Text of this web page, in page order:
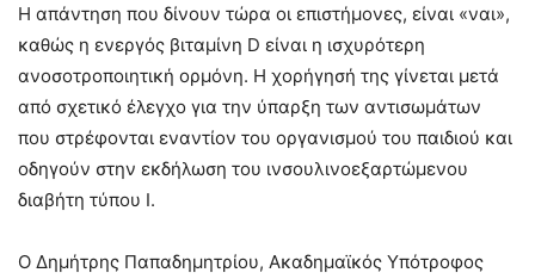
Η απάντηση που δίνουν τώρα οι επιστήμονες, είναι «ναι»,
καθώς η ενεργός βιταμίνη D είναι η ισχυρότερη
ανοσοτροποιητική ορμόνη. H χορήγησή της γίνεται μετά
από σχετικό έλεγχο για την ύπαρξη των αντισωμάτων
που στρέφονται εναντίον του οργανισμού του παιδιού και
οδηγούν στην εκδήλωση του ινσουλινοεξαρτώμενου
διαβήτη τύπου Ι.
Ο Δημήτρης Παπαδημητρίου, Ακαδημαϊκός Υπότροφος